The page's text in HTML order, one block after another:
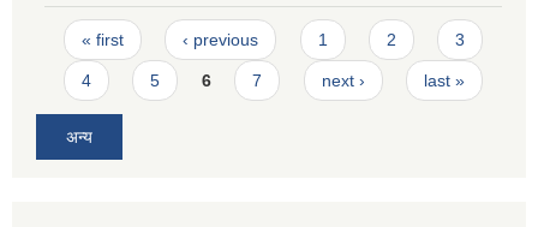
Pages
« first ‹ previous 1 2 3
4 5 6 7 next › last »
अन्य